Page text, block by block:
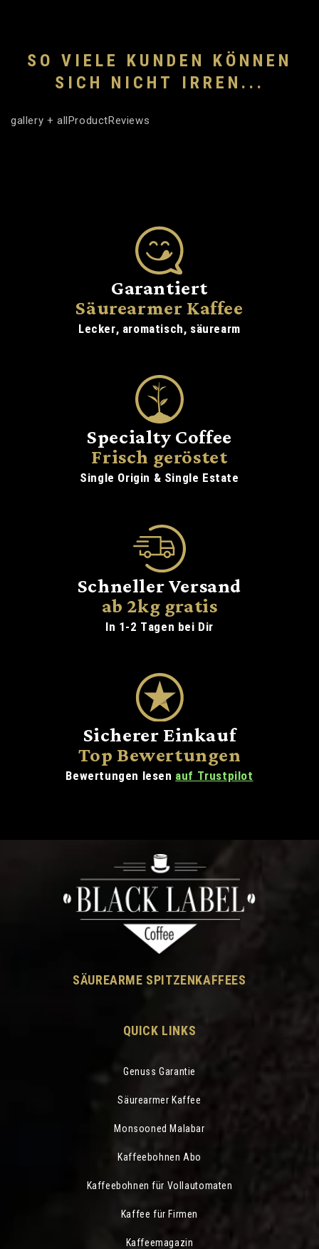
SO VIELE KUNDEN KÖNNEN
SICH NICHT IRREN...
gallery + allProductReviews
Garantiert
Säurearmer Kaffee
Lecker, aromatisch, säurearm
Specialty Coffee
Frisch geröstet
Single Origin & Single Estate
Schneller Versand
ab 2kg gratis
In 1-2 Tagen bei Dir
Sicherer Einkauf
Top Bewertungen
Bewertungen lesen auf Trustpilot
SÄUREARME SPITZENKAFFEES
QUICK LINKS
Genuss Garantie
Säurearmer Kaffee
Monsooned Malabar
Kaffeebohnen Abo
Kaffeebohnen für Vollautomaten
Kaffee für Firmen
Kaffeemagazin